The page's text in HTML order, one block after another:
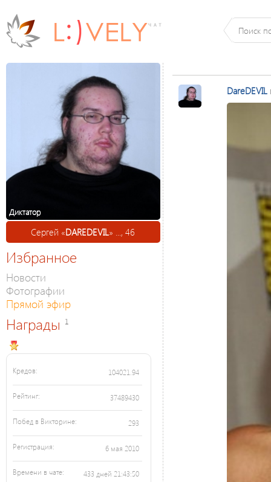
Диктатор
Сергей «DAREDEVIL» ..., 46
Избранное
Новости
Фотографии
Прямой эфир
Награды 1
Кредов: 104021.94
Рейтинг: 37489430
Побед в Викторине: 293
Регистрация: 6 мая 2010
Времени в чате: 433 дней 21:43:50
DareDEVIL